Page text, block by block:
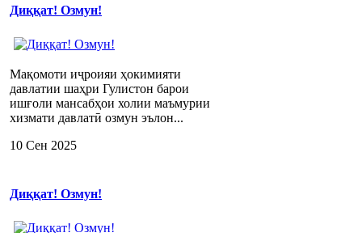
Диққат! Озмун!
Мақомоти иҷроияи ҳокимияти
давлатии шаҳри Гулистон барои
ишғоли мансабҳои холии маъмурии
хизмати давлатӣ озмун эълон...
10 Сен 2025
Диққат! Озмун!